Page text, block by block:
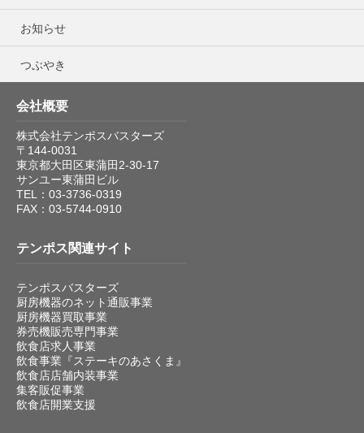
お知らせ
つぶやき
会社概要
株式会社テンポスバスターズ
〒144-0031
東京都大田区東蒲田2-30-17
サンユー東蒲田ビル
TEL：03-3736-0319
FAX：03-5744-0910
テンポス関連サイト
テンポスバスターズ
厨房機器のネット通販事業
厨房機器買取事業
券売機販売専門事業
飲食店求人事業
飲食事業『ステーキのあさくま』
飲食店店舗内装事業
集客販促事業
飲食店開業支援